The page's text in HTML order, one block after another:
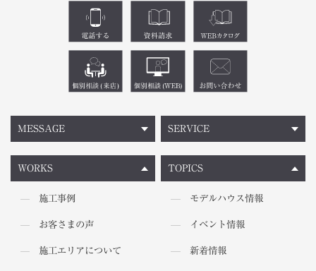
MESSAGE
WORKS
施工事例
お客さまの声
施工エリアについて
TOPICS
モデルハウス情報
イベント情報
新着情報
SERVICE